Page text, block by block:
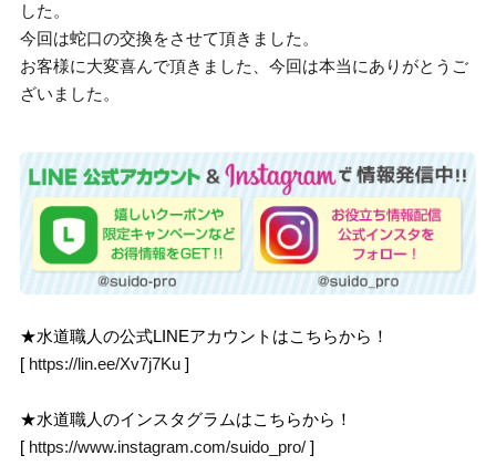
した。
今回は蛇口の交換をさせて頂きました。
お客様に大変喜んで頂きました、今回は本当にありがとうご
ざいました。
★水道職人の公式LINEアカウントはこちらから！
[ https://lin.ee/Xv7j7Ku ]
★水道職人のインスタグラムはこちらから！
[ https://www.instagram.com/suido_pro/ ]